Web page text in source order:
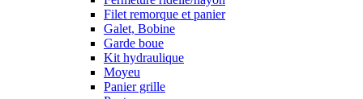
Filet remorque et panier
Galet, Bobine
Garde boue
Kit hydraulique
Moyeu
Panier grille